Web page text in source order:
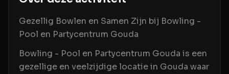
Gezellig Bowlen en Samen Zijn bij Bowling -
Pool en Partycentrum Gouda
Bowling - Pool en Partycentrum Gouda is een
gezellige en veelzijdige locatie in Gouda waar